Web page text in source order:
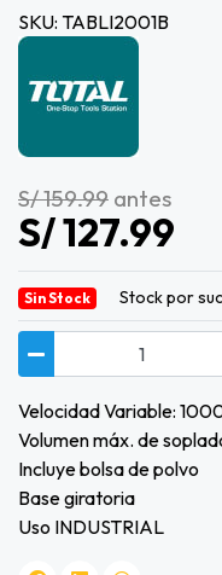
SKU: TABLI2001B
S/ 159.99 antes
S/ 127.99
Sin Stock Stock por
Velocidad Variable:
Volumen máx. de
Incluye bolsa de polvo
Base giratoria
Uso INDUSTRIAL